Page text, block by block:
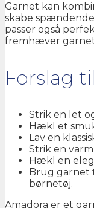
Garnet kan
skabe
passer også
fremhæver
Forslag
Strik en let
Hækl et
Lav en
Strik en
Hækl en
Brug garnet
børnetøj.
Amadora er et